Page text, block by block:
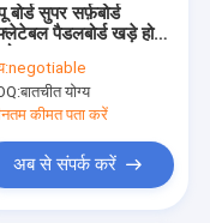
बोर्ड सुपर सर्फ़बोर्ड
पैडलबोर्ड खड़े हो
negotiable
बातचीत योग्य
कीमत पता करें
अब से संपर्क करें